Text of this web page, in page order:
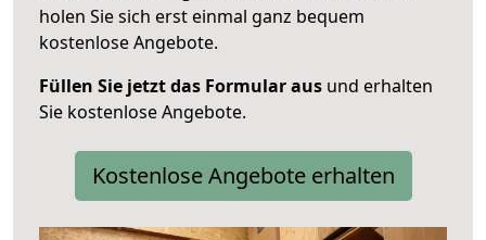
holen Sie sich erst einmal ganz bequem
kostenlose Angebote.
Füllen Sie jetzt das Formular aus und erhalten
Sie kostenlose Angebote.
Kostenlose Angebote erhalten